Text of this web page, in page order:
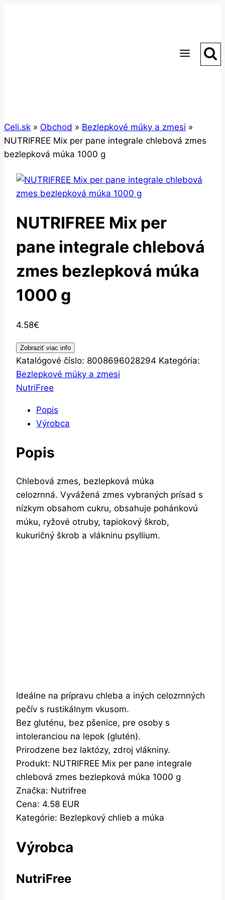
Celi.sk » Obchod » Bezlepkové múky a zmesi »
NUTRIFREE Mix per pane integrale chlebová zmes
bezlepková múka 1000 g
NUTRIFREE Mix per
pane integrale chlebová
zmes bezlepková múka
1000 g
4.58€
Zobraziť viac info
Katalógové číslo: 8008696028294 Kategória:
Bezlepkové múky a zmesi
NutriFree
Popis
Výrobca
Popis
Chlebová zmes, bezlepková múka
celozrnná. Vyvážená zmes vybraných prísad s
nízkym obsahom cukru, obsahuje pohánkovú
múku, ryžové otruby, tapiokový škrob,
kukuričný škrob a vlákninu psyllium.
Ideálne na prípravu chleba a iných celozrnných
pečív s rustikálnym vkusom.
Bez gluténu, bez pšenice, pre osoby s
intoleranciou na lepok (glutén).
Prirodzene bez laktózy, zdroj vlákniny.
Produkt: NUTRIFREE Mix per pane integrale
chlebová zmes bezlepková múka 1000 g
Značka: Nutrifree
Cena: 4.58 EUR
Kategórie: Bezlepkový chlieb a múka
Výrobca
NutriFree